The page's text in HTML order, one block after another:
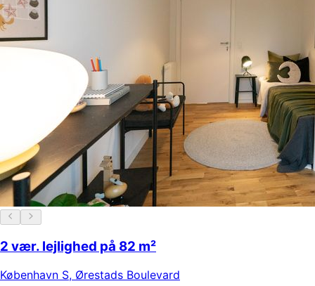
2 vær. lejlighed på 82 m²
København S, Ørestads Boulevard